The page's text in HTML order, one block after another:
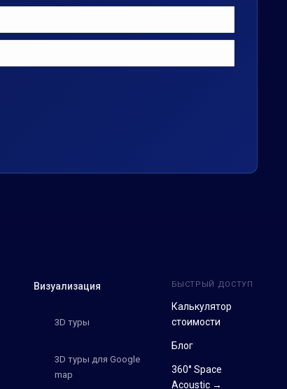
Визуализация
3D туры
3D туры для Google
map
БЫСТРЫЙ ДОСТУП
Калькулятор
стоимости
Блог
360° Space
Acoustic →